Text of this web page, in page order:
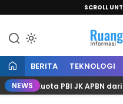
SCROLL
BERITA TEKNOLOGI
NEWS
Kuota PBI JK APBN dari